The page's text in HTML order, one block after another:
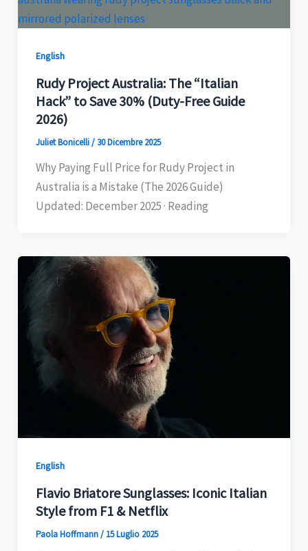
English
Rudy Project Australia: The “Italian
Hack” to Save 30% (Duty-Free Guide
2026)
Juliet Bonicelli/ 30 Dicembre 2025
Why Paying Full Price for Rudy Project in
Australia is a Mistake (The 2026 Guide)
Updated: December 2025 · Reading
English
Flavio Briatore Sunglasses: Iconic Italian
Style from F1 & Netflix
Paola Hoffmann/ 15 Luglio 2025